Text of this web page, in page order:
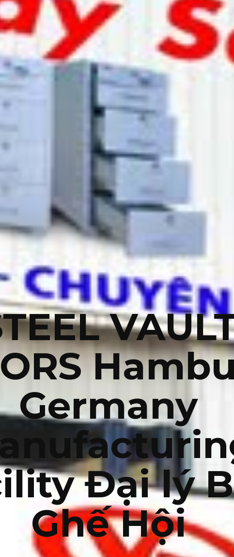
Germany
Đại lý
Ghế Hội